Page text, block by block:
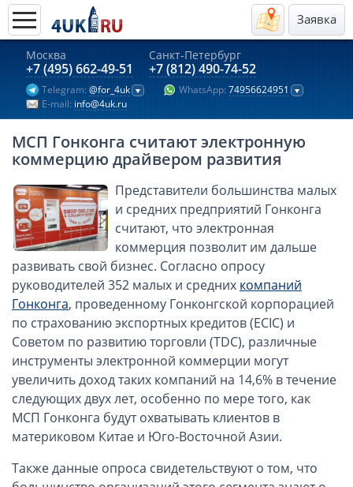
Заявка
Москва
+7 (495) 662-49-51
Санкт-Петербург
+7 (812) 490-74-52
Telegram: @for_4uk WhatsApp: 74956624951
E-mail: info@4uk.ru
Актуальные предложения 2026
Компании в Гонконге
Английские компании LTD
Киргизия (компания и счёт)
Компании в Китае
Kомпания в Канаде с лицензией MSB
Казахстан (компания и счёт)
Открытие счета в банках Казахстана
Платежная система Гонконга
Платежная система Великобритании
Платежная система Маврикия
Платежная система Казахстана
ОАЭ, Дубай (компания и счёт)
ОАЭ, Аджман (компания и счёт)
Оффшоры в Панаме
Оффшоры на Сейшелах
Счёт и карта в Турции для физлиц
МСП Гонконга считают электронную
коммерцию драйвером развития
Представители большинства малых
и средних предприятий Гонконга
считают, что электронная
коммерция позволит им дальше
развивать свой бизнес. Согласно опросу
руководителей 352 малых и средних компаний
Гонконга, проведенному Гонконгской корпорацией
по страхованию экспортных кредитов (ECIC) и
Советом по развитию торговли (TDC), различные
инструменты электронной коммерции могут
увеличить доход таких компаний на 14,6% в течение
следующих двух лет, особенно по мере того, как
МСП Гонконга будут охватывать клиентов в
материковом Китае и Юго-Восточной Азии.
Также данные опроса свидетельствуют о том, что